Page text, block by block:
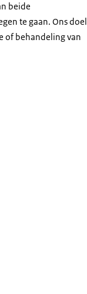
beide
te gaan. Ons doel
of behandeling van